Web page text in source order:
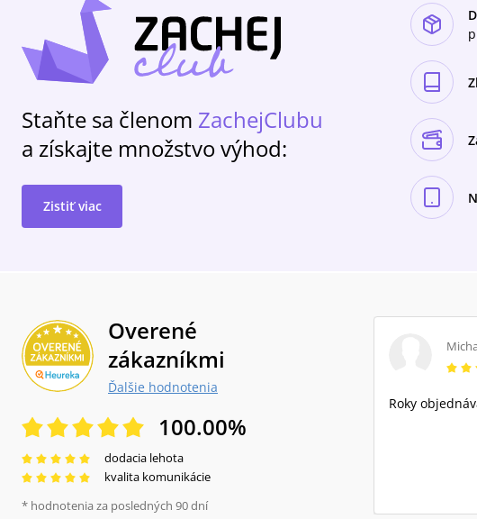
Staňte sa členom ZachejClubu
a získajte množstvo výhod:
Zistiť viac
Overené
zákazníkmi
Ďalšie hodnotenia
100.00%
dodacia lehota
kvalita komunikácie
* hodnotenia za posledných 90 dní
Roky